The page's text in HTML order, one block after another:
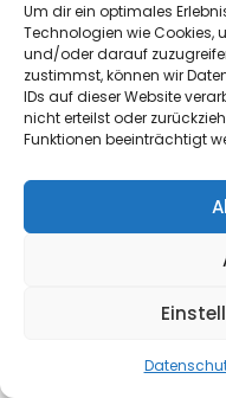
Um dir ein optimales
Technologien wie Cookies,
und/oder darauf
zustimmst, können wir
IDs auf dieser Website
nicht erteilst oder
Funktionen beeinträchtigt